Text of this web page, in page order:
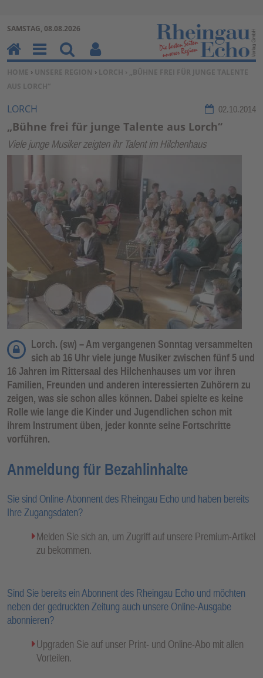
Zum Inhalt springen ↓
SAMSTAG, 08.08.2026
SIE BEFINDEN SICH HIER:
HOME › UNSERE REGION › LORCH › „BÜHNE FREI FÜR JUNGE TALENTE
AUS LORCH“
LORCH 02.10.2014
„Bühne frei für junge Talente aus Lorch“
Viele junge Musiker zeigten ihr Talent im Hilchenhaus
Lorch. (sw) – Am vergangenen Sonntag versammelten
sich ab 16 Uhr viele junge Musiker zwischen fünf 5 und
16 Jahren im Rittersaal des Hilchenhauses um vor ihren
Familien, Freunden und anderen interessierten Zuhörern zu
zeigen, was sie schon alles können. Dabei spielte es keine
Rolle wie lange die Kinder und Jugendlichen schon mit
ihrem Instrument üben, jeder konnte seine Fortschritte
vorführen.
Anmeldung für Bezahlinhalte
Sie sind Online-Abonnent des Rheingau Echo und haben bereits
Ihre Zugangsdaten?
Melden Sie sich an, um Zugriff auf unsere Premium-Artikel
zu bekommen.
Sind Sie bereits ein Abonnent des Rheingau Echo und möchten
neben der gedruckten Zeitung auch unsere Online-Ausgabe
abonnieren?
Upgraden Sie auf unser Print- und Online-Abo mit allen
Vorteilen.
H
o
m
e
M
en
u
Su
ch
Be
nu
un
kti
on